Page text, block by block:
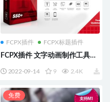
FCPX插件 FCPX标题插件
FCPX插件 文字动画制作工具
TextAnimator 原生支持M1
2022-09-14 9 2.4K
免费